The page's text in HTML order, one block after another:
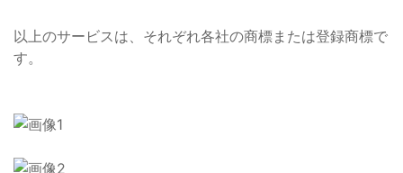
以上のサービスは、それぞれ各社の商標または登録商標で
す。